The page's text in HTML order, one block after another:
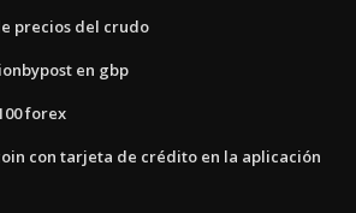
precios del crudo
en gbp
forex
con tarjeta de crédito en la aplicación